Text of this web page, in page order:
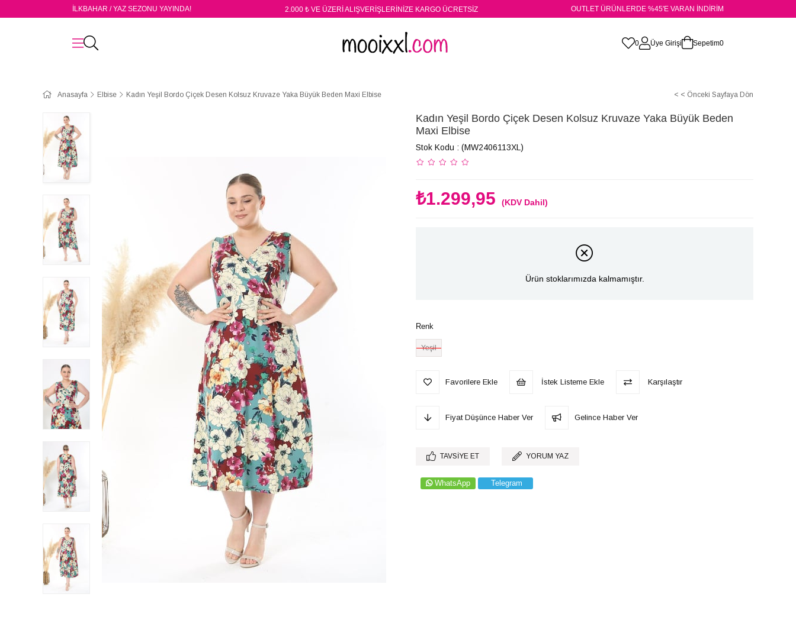
İLKBAHAR / YAZ SEZONU YAYINDA! 2.000 ₺ VE ÜZERİ ALIŞVERİŞLERİNİZE KARGO ÜCRETSİZ OUTLET ÜRÜNLERDE %45'E VARAN İNDİRİM
0 Üye Girişi Sepetim0
Anasayfa Elbise Kadın Yeşil Bordo Çiçek Desen Kolsuz Kruvaze Yaka Büyük Beden Maxi Elbise < < Önceki Sayfaya Dön
Kadın Yeşil Bordo Çiçek Desen Kolsuz Kruvaze Yaka Büyük Beden
Maxi Elbise
Stok Kodu (MW2406113XL)
₺1.299,95 (KDV Dahil)
Ürün stoklarımızda kalmamıştır.
Renk
Yeşil
Favorilere Ekle İstek Listeme Ekle Karşılaştır
Fiyat Düşünce Haber Ver Gelince Haber Ver
TAVSIYE ET YORUM YAZ
WhatsApp Telegram